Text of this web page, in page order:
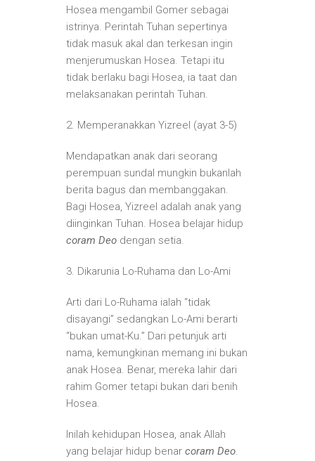
Hosea mengambil Gomer sebagai
istrinya. Perintah Tuhan sepertinya
tidak masuk akal dan terkesan ingin
menjerumuskan Hosea. Tetapi itu
tidak berlaku bagi Hosea, ia taat dan
melaksanakan perintah Tuhan.
2. Memperanakkan Yizreel (ayat 3-5)
Mendapatkan anak dari seorang
perempuan sundal mungkin bukanlah
berita bagus dan membanggakan.
Bagi Hosea, Yizreel adalah anak yang
diinginkan Tuhan. Hosea belajar hidup
coram Deo dengan setia.
3. Dikarunia Lo-Ruhama dan Lo-Ami
Arti dari Lo-Ruhama ialah “tidak
disayangi” sedangkan Lo-Ami berarti
“bukan umat-Ku.” Dari petunjuk arti
nama, kemungkinan memang ini bukan
anak Hosea. Benar, mereka lahir dari
rahim Gomer tetapi bukan dari benih
Hosea.
Inilah kehidupan Hosea, anak Allah
yang belajar hidup benar coram Deo.